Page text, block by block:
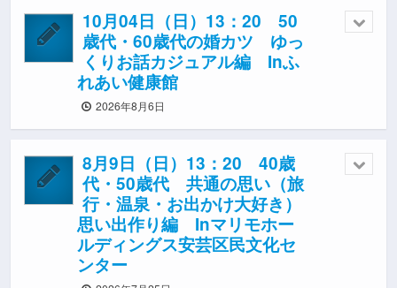
10月04日（日）13：20 50
歳代・60歳代の婚カツ ゆっ
くりお話カジュアル編 Inふ
れあい健康館
2026年8月6日
8月9日（日）13：20 40歳
代・50歳代 共通の思い（旅
行・温泉・お出かけ大好き）
思い出作り編 Inマリモホー
ルディングス安芸区民文化セ
ンター